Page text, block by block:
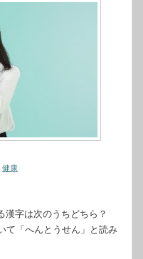
健康
漢字は次のうちどちら？
「へんとうせん」と読み